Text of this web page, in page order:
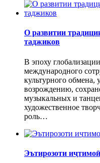
О развитии
таджиков
В эпоху
международного
культурного обмена,
возрождению,
музыкальных и
художественное
роль…
Эътирозоти